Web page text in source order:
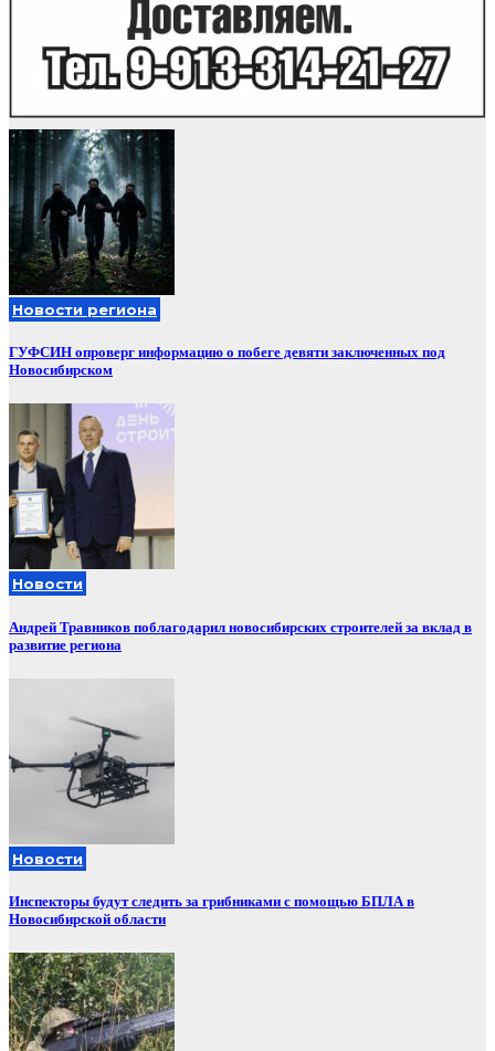
Новости региона
ГУФСИН опроверг информацию о побеге девяти заключенных под
Новосибирском
Новости
Андрей Травников поблагодарил новосибирских строителей за вклад в
развитие региона
Новости
Инспекторы будут следить за грибниками с помощью БПЛА в
Новосибирской области